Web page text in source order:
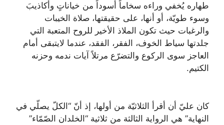
طهاره يُخفي وراءه سخاماً أسوداً من خياناتٍ وأكاذيبَ
وسوء طويّة، أو أنها، على حقيقتها، صلاة الخيبات
والرغبات حيث تكون الملاذ الأخير للروح المتعبة التي
جلدتها سياط الخوف، الفقر، الفقد، عندما لايتبقى أمام
العاجز سوى الركوع والتضرّع مرتلاً آيات ندمه وحزنه
الكتيم.
كان عليّ أن أقرأ الثلاثيّة من أولها، إذ أنّ “الكلّ يصلّي في
النهاية” هي الرواية الثالثة من ثلاثية “الخلدان الصّمّاء”